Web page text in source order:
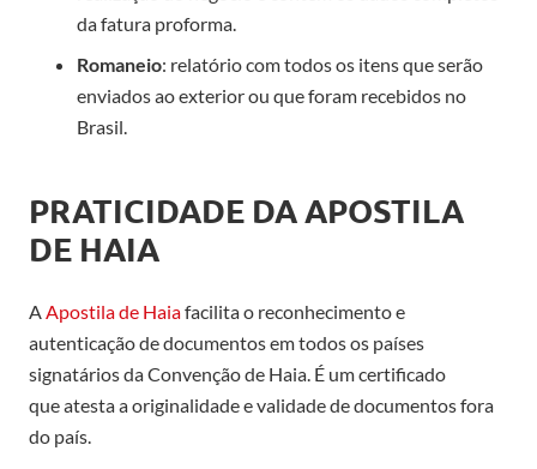
da fatura proforma.
Romaneio: relatório com todos os itens que serão
enviados ao exteriorou que foram recebidos no
Brasil.
PRATICIDADE DA APOSTILA
DE HAIA
AApostila de Haiafacilita o reconhecimento e
autenticação de documentosem todos os países
signatários da Convenção de Haia. É um certificado
queatestaa originalidade e validade de documentos fora
do país.